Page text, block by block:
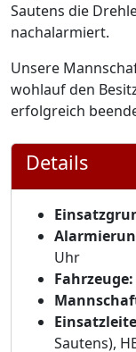
Sautens die
nachalarmiert.
Unsere
wohlauf den
erfolgreich
Details
Uhr
Fahrzeuge:
Sautens),